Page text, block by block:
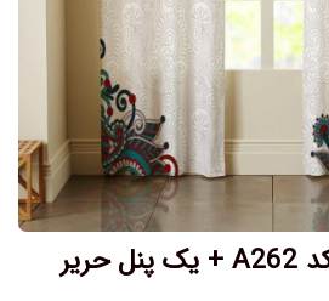
پرده پانچی چاپی کد A262 + یک پنل حریر